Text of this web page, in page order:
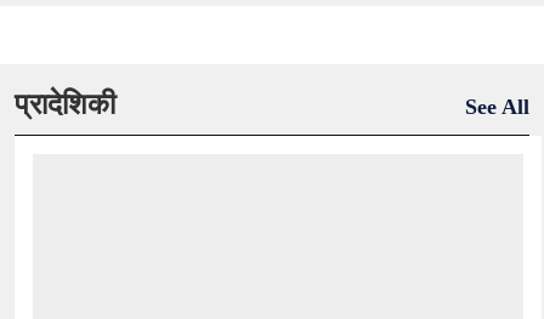
प्रादेशिकी See All